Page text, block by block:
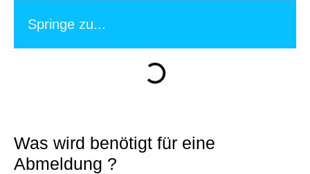
Springe zu...
Was wird benötigt für eine
Abmeldung ?